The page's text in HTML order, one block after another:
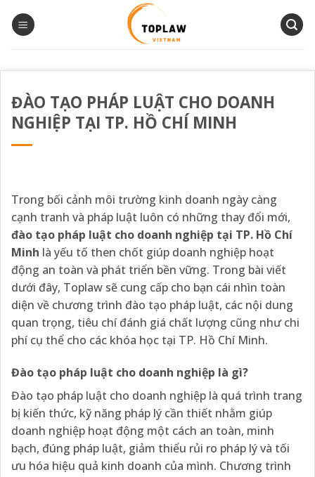
qua
ĐÀO TẠO PHÁP LUẬT CHO DOANH
NGHIỆP TẠI TP. HỒ CHÍ MINH
Trong bối cảnh môi trường kinh doanh ngày càng
cạnh tranh và pháp luật luôn có những thay đổi mới,
đào tạo pháp luật cho doanh nghiệp tại TP. Hồ Chí
Minh là yếu tố then chốt giúp doanh nghiệp hoạt
động an toàn và phát triển bền vững. Trong bài viết
dưới đây, Toplaw sẽ cung cấp cho bạn cái nhìn toàn
diện về chương trình đào tạo pháp luật, các nội dung
quan trọng, tiêu chí đánh giá chất lượng cũng như chi
phí cụ thể cho các khóa học tại TP. Hồ Chí Minh.
Đào tạo pháp luật cho doanh nghiệp là gì?
Đào tạo pháp luật cho doanh nghiệp là quá trình trang
bị kiến thức, kỹ năng pháp lý cần thiết nhằm giúp
doanh nghiệp hoạt động một cách an toàn, minh
bạch, đúng pháp luật, giảm thiểu rủi ro pháp lý và tối
ưu hóa hiệu quả kinh doanh của mình. Chương trình